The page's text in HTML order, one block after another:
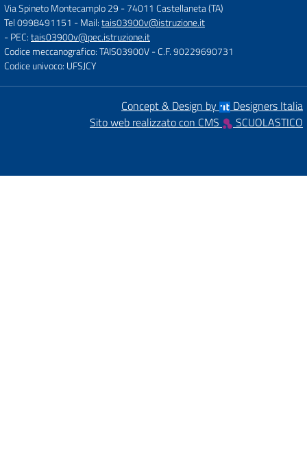
Via Spineto Montecamplo 29 -74011 Castellaneta (TA)
Tel 0998491151 - Mail:tais03900v@istruzione.it
- PEC:tais03900v@pec.istruzione.it
Codice meccanografico: TAIS03900V- C.F. 90229690731
Codice univoco: UFSJCY
Concept & Design by
Designers Italia
Sito web realizzato con CMS
SCUOLASTICO